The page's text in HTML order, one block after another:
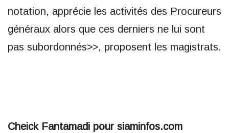
notation, apprécie les activités des Procureurs
généraux alors que ces derniers ne lui sont
pas subordonnés>>, proposent les magistrats.
Cheick Fantamadi pour siaminfos.com